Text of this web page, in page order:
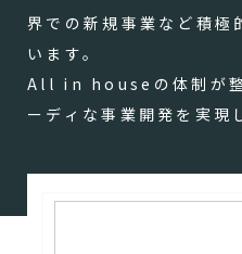
界での新規事業など積極
います。
All in houseの体制が整
ーディな事業開発を実現